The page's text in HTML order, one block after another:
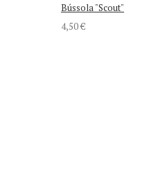
Bússola "Scout"
4,50 €